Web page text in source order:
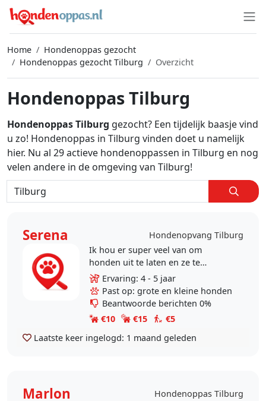
Home
Hondenoppas gezocht
Hondenoppas gezocht Tilburg
Overzicht
Hondenoppas Tilburg
Hondenoppas Tilburg gezocht? Een tijdelijk baasje vind
u zo! Hondenoppas in Tilburg vinden doet u namelijk
hier. Nu al 29 actieve hondenoppassen in Tilburg en nog
velen andere in de omgeving van Tilburg!
Serena
Hondenopvang Tilburg
Ik hou er super veel van om
honden uit te laten en ze te
verzorgen. dus zoekt u nog een
oppas? ik help u graag! ik heb altijd
toezicht door mijn..
Ervaring: 4 - 5 jaar
Past op: grote en kleine honden
Beantwoorde berichten 0%
€10
€15
€5
Laatste keer ingelogd: 1 maand geleden
Marlon
Hondenoppas Tilburg